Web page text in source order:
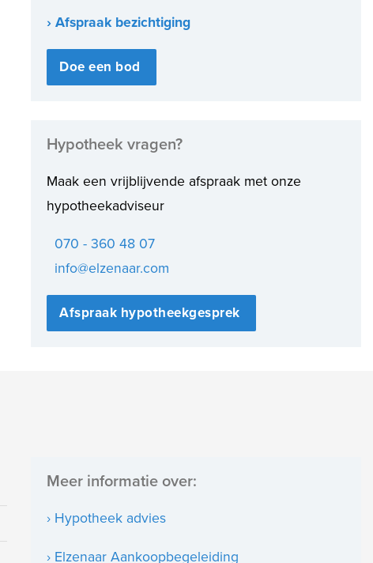
› Afspraak bezichtiging
Doe een bod
Hypotheek vragen?
Maak een vrijblijvende afspraak met onze
hypotheekadviseur
070 - 360 48 07
info@elzenaar.com
Afspraak hypotheekgesprek
Meer informatie over:
› Hypotheek advies
› Elzenaar Aankoopbegeleiding